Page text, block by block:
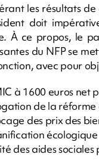
les résultats
doit
À ce propos, le
du NFP se
avec pour
à 1600 euros net
de la
des prix des
écologique
des aides